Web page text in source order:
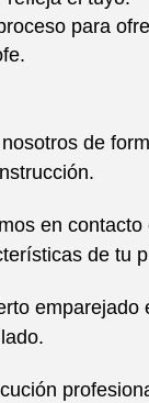
para
de
en
de tu
emparejado